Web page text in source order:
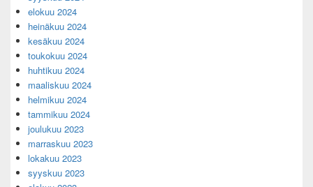
elokuu 2024
heinäkuu 2024
kesäkuu 2024
toukokuu 2024
huhtikuu 2024
maaliskuu 2024
helmikuu 2024
tammikuu 2024
joulukuu 2023
marraskuu 2023
lokakuu 2023
syyskuu 2023